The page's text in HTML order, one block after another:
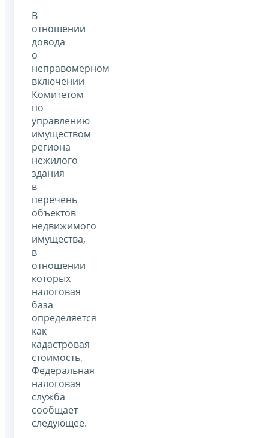
В
отношении
довода
о
неправомерном
включении
Комитетом
по
управлению
имуществом
региона
нежилого
здания
в
перечень
объектов
недвижимого
имущества,
в
отношении
которых
налоговая
база
определяется
как
кадастровая
стоимость,
Федеральная
налоговая
служба
сообщает
следующее.